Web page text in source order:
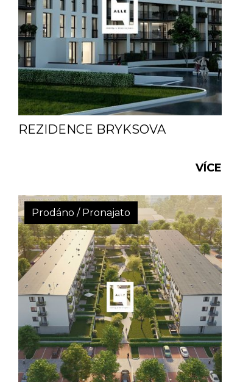
REZIDENCE BRYKSOVA
VÍCE
Prodáno / Pronajato